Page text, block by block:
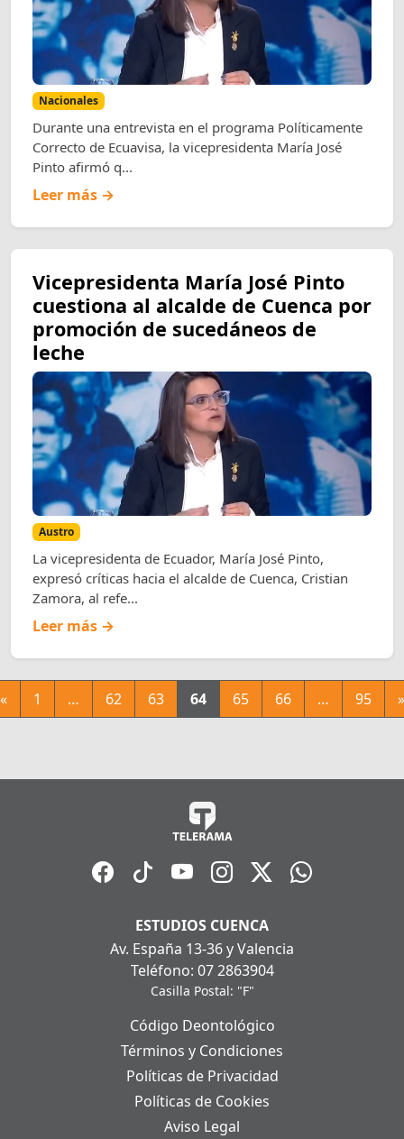
Nacionales
Durante una entrevista en el programa Políticamente
Correcto de Ecuavisa, la vicepresidenta María José
Pinto afirmó q...
Leer más →
Vicepresidenta María José Pinto
cuestiona al alcalde de Cuenca por
promoción de sucedáneos de
leche
Austro
La vicepresidenta de Ecuador, María José Pinto,
expresó críticas hacia el alcalde de Cuenca, Cristian
Zamora, al refe...
Leer más →
« 1 … 62 63 64 65 66 … 95 »
ESTUDIOS CUENCA
Av. España 13-36 y Valencia
Teléfono: 07 2863904
Casilla Postal: "F"
Código Deontológico
Términos y Condiciones
Políticas de Privacidad
Políticas de Cookies
Aviso Legal